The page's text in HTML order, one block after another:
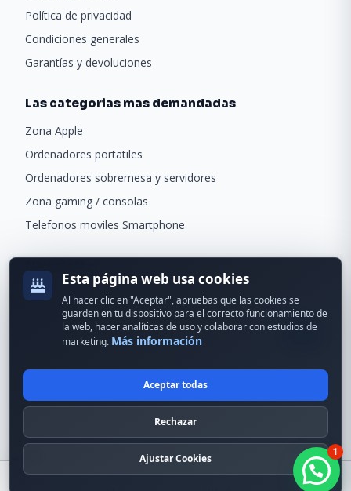
Política de privacidad
Condiciones generales
Garantías y devoluciones
Las categorias mas demandadas
Zona Apple
Ordenadores portatiles
Ordenadores sobremesa y servidores
Zona gaming / consolas
Telefonos moviles Smartphone
Recibe ofertas exclusivas y novedades.
© 2024 Erson Tecnología. Todos los derechos reservados.
Política de privacidad
Condiciones Generales 1
Esta página web usa cookies
Al hacer clic en "Aceptar", apruebas que las cookies se
guarden en tu dispositivo para el correcto funcionamiento de
la web, hacer analíticas de uso y colaborar con estudios de
marketing. Más información
Aceptar todas
Rechazar
Ajustar Cookies